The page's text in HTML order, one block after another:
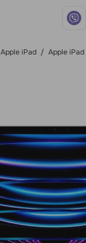
Apple iPad / Apple